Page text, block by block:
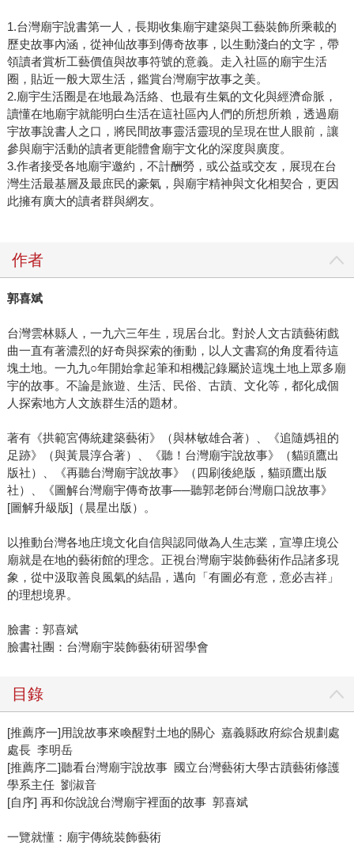
1.台灣廟宇說書第一人，長期收集廟宇建築與工藝裝飾所乘載的
歷史故事內涵，從神仙故事到傳奇故事，以生動淺白的文字，帶
領讀者賞析工藝價值與故事符號的意義。走入社區的廟宇生活
圈，貼近一般大眾生活，鑑賞台灣廟宇故事之美。
2.廟宇生活圈是在地最為活絡、也最有生氣的文化與經濟命脈，
讀懂在地廟宇就能明白生活在這社區內人們的所想所賴，透過廟
宇故事說書人之口，將民間故事靈活靈現的呈現在世人眼前，讓
參與廟宇活動的讀者更能體會廟宇文化的深度與廣度。
3.作者接受各地廟宇邀約，不計酬勞，或公益或交友，展現在台
灣生活最基層及最庶民的豪氣，與廟宇精神與文化相契合，更因
此擁有廣大的讀者群與網友。
作者
郭喜斌
台灣雲林縣人，一九六三年生，現居台北。對於人文古蹟藝術戲
曲一直有著濃烈的好奇與探索的衝動，以人文書寫的角度看待這
塊土地。一九九○年開始拿起筆和相機記錄屬於這塊土地上眾多廟
宇的故事。不論是旅遊、生活、民俗、古蹟、文化等，都化成個
人探索地方人文族群生活的題材。
著有《拱範宮傳統建築藝術》（與林敏雄合著）、《追隨媽祖的
足跡》（與黃晨淳合著）、《聽！台灣廟宇說故事》（貓頭鷹出
版社）、《再聽台灣廟宇說故事》（四刷後絶版，貓頭鷹出版
社）、《圖解台灣廟宇傳奇故事──聽郭老師台灣廟口說故事》
[圖解升級版]（晨星出版）。
以推動台灣各地庄境文化自信與認同做為人生志業，宣導庄境公
廟就是在地的藝術館的理念。正視台灣廟宇裝飾藝術作品諸多現
象，從中汲取善良風氣的結晶，邁向「有圖必有意，意必吉祥」
的理想境界。
臉書：郭喜斌
臉書社團：台灣廟宇裝飾藝術研習學會
目錄
[推薦序一]用說故事來喚醒對土地的關心 嘉義縣政府綜合規劃處
處長 李明岳
[推薦序二]聽看台灣廟宇說故事 國立台灣藝術大學古蹟藝術修護
學系主任 劉淑音
[自序] 再和你說說台灣廟宇裡面的故事 郭喜斌
一覽就懂：廟宇傳統裝飾藝術